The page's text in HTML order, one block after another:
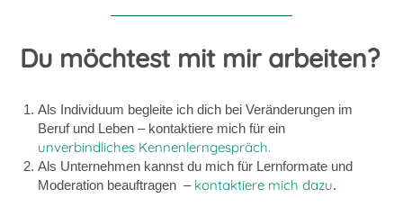
Du möchtest mit mir arbeiten?
Als Individuum begleite ich dich bei Veränderungen im
Beruf und Leben – kontaktiere mich für ein
unverbindliches Kennenlerngespräch.
Als Unternehmen kannst du mich für Lernformate und
Moderation beauftragen – kontaktiere mich dazu.